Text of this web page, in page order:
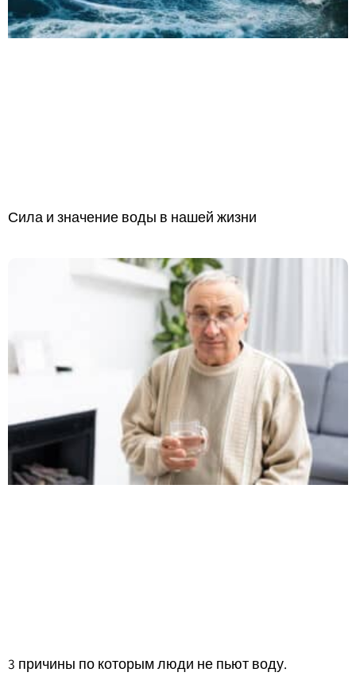
Сила и значение воды в нашей жизни
3 причины по которым люди не пьют воду.